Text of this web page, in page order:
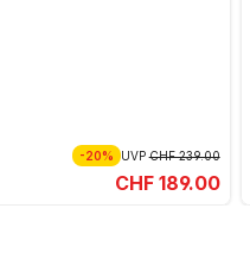
-20% UVPCHF 239.00
CHF 189.00